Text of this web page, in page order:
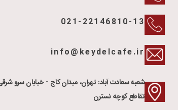
021-22146810-13
info@keydelcafe.ir
شعبه سعادت آباد: تهران، میدان کاج - خیابان سرو
تقاطع کوچه نسترن